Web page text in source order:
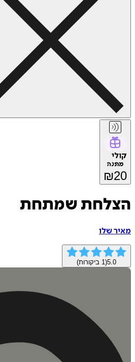
קולי
מתנה
₪20
הצלחת שמתחת
מאיר שלו
5.0
(
1 ביקורות)